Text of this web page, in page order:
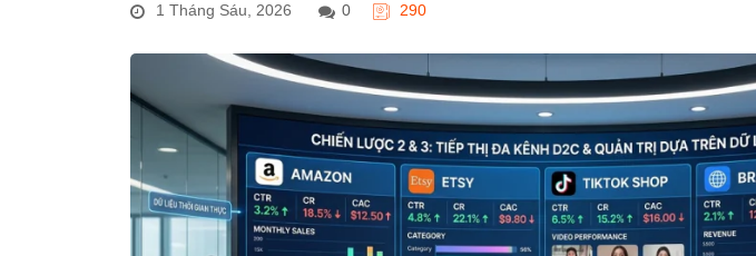
1 Tháng Sáu, 2026 0 290
Xu hướng kinh